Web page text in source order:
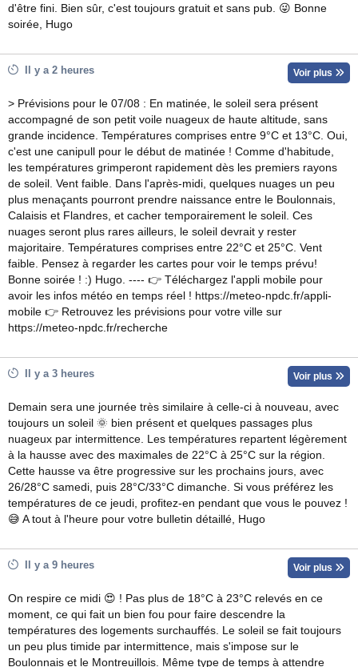
d'être fini. Bien sûr, c'est toujours gratuit et sans pub. 😜 Bonne
soirée, Hugo
Il y a 2 heures Voir plus
> Prévisions pour le 07/08 : En matinée, le soleil sera présent
accompagné de son petit voile nuageux de haute altitude, sans
grande incidence. Températures comprises entre 9°C et 13°C. Oui,
c'est une canipull pour le début de matinée ! Comme d'habitude,
les températures grimperont rapidement dès les premiers rayons
de soleil. Vent faible. Dans l'après-midi, quelques nuages un peu
plus menaçants pourront prendre naissance entre le Boulonnais,
Calaisis et Flandres, et cacher temporairement le soleil. Ces
nuages seront plus rares ailleurs, le soleil devrait y rester
majoritaire. Températures comprises entre 22°C et 25°C. Vent
faible. Pensez à regarder les cartes pour voir le temps prévu!
Bonne soirée ! :) Hugo. ---- 👉 Téléchargez l'appli mobile pour
avoir les infos météo en temps réel ! https://meteo-npdc.fr/appli-
mobile 👉 Retrouvez les prévisions pour votre ville sur
https://meteo-npdc.fr/recherche
Il y a 3 heures Voir plus
Demain sera une journée très similaire à celle-ci à nouveau, avec
toujours un soleil 🌞 bien présent et quelques passages plus
nuageux par intermittence. Les températures repartent légèrement
à la hausse avec des maximales de 22°C à 25°C sur la région.
Cette hausse va être progressive sur les prochains jours, avec
26/28°C samedi, puis 28°C/33°C dimanche. Si vous préférez les
températures de ce jeudi, profitez-en pendant que vous le pouvez !
😅 A tout à l'heure pour votre bulletin détaillé, Hugo
Il y a 9 heures Voir plus
On respire ce midi 😍 ! Pas plus de 18°C à 23°C relevés en ce
moment, ce qui fait un bien fou pour faire descendre la
températures des logements surchauffés. Le soleil se fait toujours
un peu plus timide par intermittence, mais s'impose sur le
Boulonnais et le Montreuillois. Même type de temps à attendre